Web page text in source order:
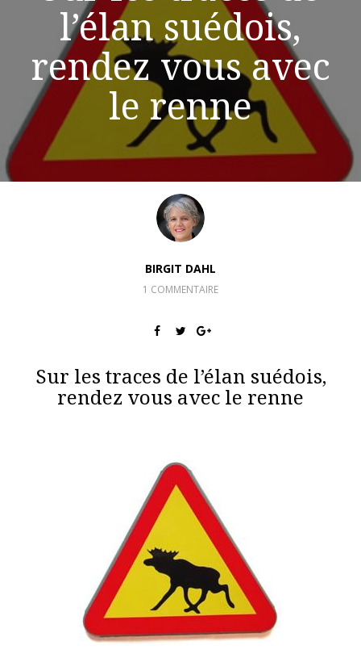
l’élan suédois,
rendez vous avec
le renne
BIRGIT DAHL
1 COMMENTAIRE
Sur les traces de l’élan suédois,
rendez vous avec le renne